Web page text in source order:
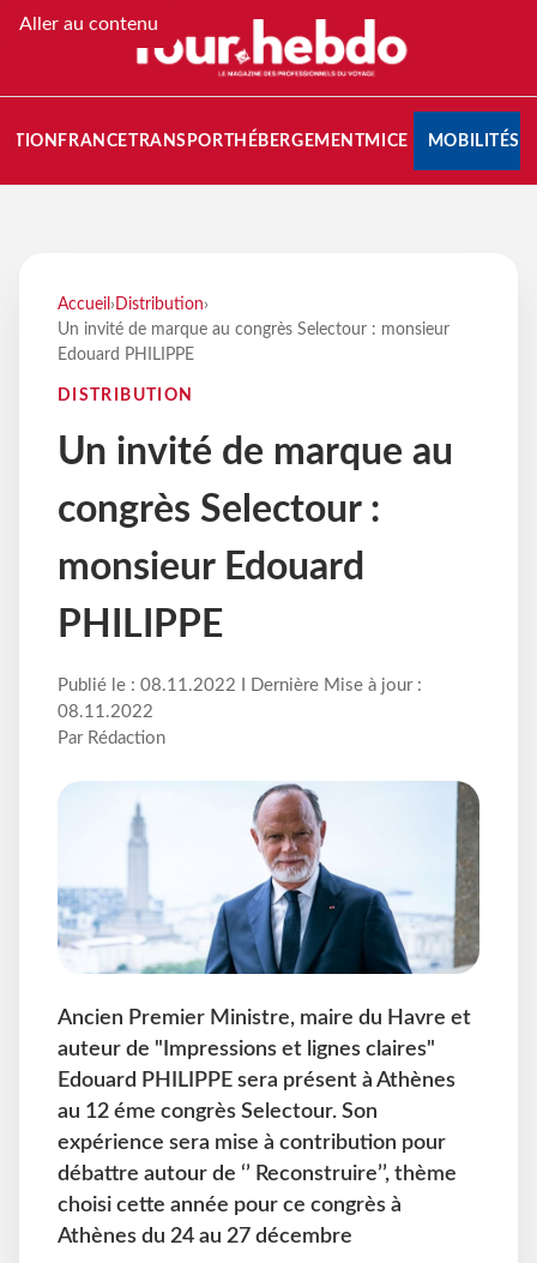
Aller au contenu
FRANCETRANSPORT HÉBERGEMENTMICE MOBILITÉS
Accueil › Distribution›
Un invité de marque au congrès Selectour : monsieur
Edouard PHILIPPE
DISTRIBUTION
Un invité de marque au
congrès Selectour :
monsieur Edouard
PHILIPPE
Publié le : 08.11.2022 I Dernière Mise à jour :
08.11.2022
Par Rédaction
Ancien Premier Ministre, maire du Havre et
auteur de "Impressions et lignes claires"
Edouard PHILIPPE sera présent à Athènes
au 12 éme congrès Selectour. Son
expérience sera mise à contribution pour
débattre autour de ‘’ Reconstruire’’, thème
choisi cette année pour ce congrès à
Athènes du 24 au 27 décembre